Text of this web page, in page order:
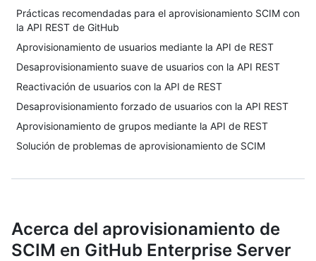
Prácticas recomendadas para el aprovisionamiento SCIM con
la API REST de GitHub
Aprovisionamiento de usuarios mediante la API de REST
Desaprovisionamiento suave de usuarios con la API REST
Reactivación de usuarios con la API de REST
Desaprovisionamiento forzado de usuarios con la API REST
Aprovisionamiento de grupos mediante la API de REST
Solución de problemas de aprovisionamiento de SCIM
Acerca del aprovisionamiento de
SCIM en GitHub Enterprise Server